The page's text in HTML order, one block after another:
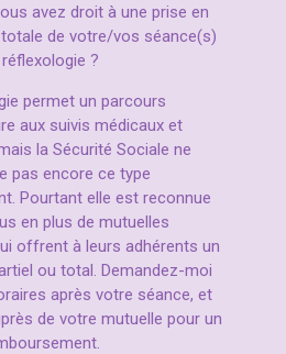
avez droit à une prise en
de votre/vos séance(s)
?
permet un parcours
aux suivis médicaux et
la Sécurité Sociale ne
pas encore ce type
Pourtant elle est reconnue
en plus de mutuelles
offrent à leurs adhérents un
ou total. Demandez-moi
après votre séance, et
de votre mutuelle pour un